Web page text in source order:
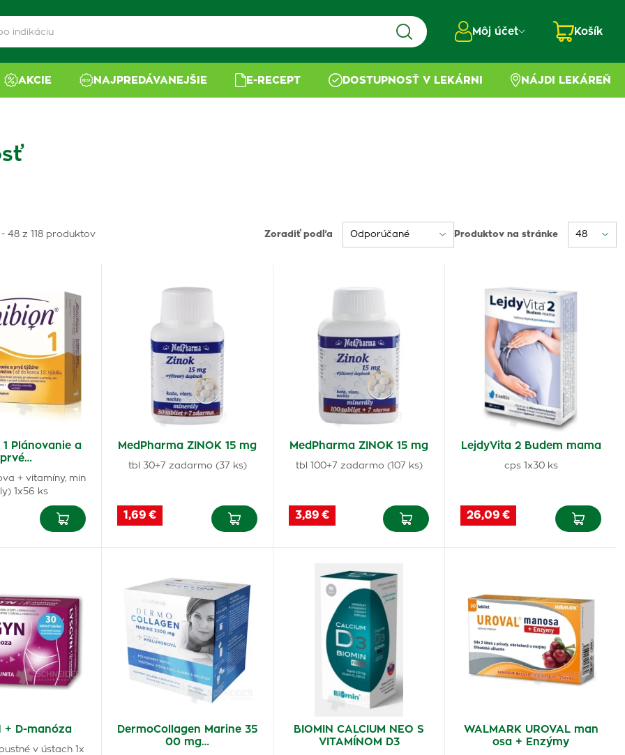
Môj účet Košík
AKCIE NAJPREDÁVANEJŠIE E-RECEPT DOSTUPNOSŤ V LEKÁRNI NÁJDI LEKÁREŇ
48 z 118 produktov Zoradiť podľa Produktov na stránke
1 Plánovanie a
prvé…
+ vitamíny, min
1x56 ks
MedPharma ZINOK 15 mg
tbl 30+7 zadarmo (37 ks)
1,69 €
MedPharma ZINOK 15 mg
tbl 100+7 zadarmo (107 ks)
3,89 €
LejdyVita 2 Budem mama
cps 1x30 ks
26,09 €
+ D-manóza
v ústach 1x
DermoCollagen Marine 35
00 mg…
BIOMIN CALCIUM NEO S
VITAMÍNOM D3
WALMARK UROVAL man
osa + Enzýmy